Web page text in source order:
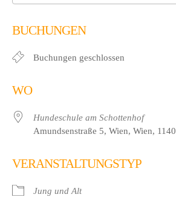
BUCHUNGEN
Buchungen geschlossen
WO
Hundeschule am Schottenhof
Amundsenstraße 5, Wien, Wien, 1140
VERANSTALTUNGSTYP
Jung und Alt